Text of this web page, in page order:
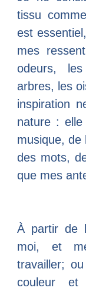
tissu
est
mes
odeurs,
arbres, les
inspiration
nature :
musique, de
des mots,
que mes
À partir de
moi, et
travailler;
couleur